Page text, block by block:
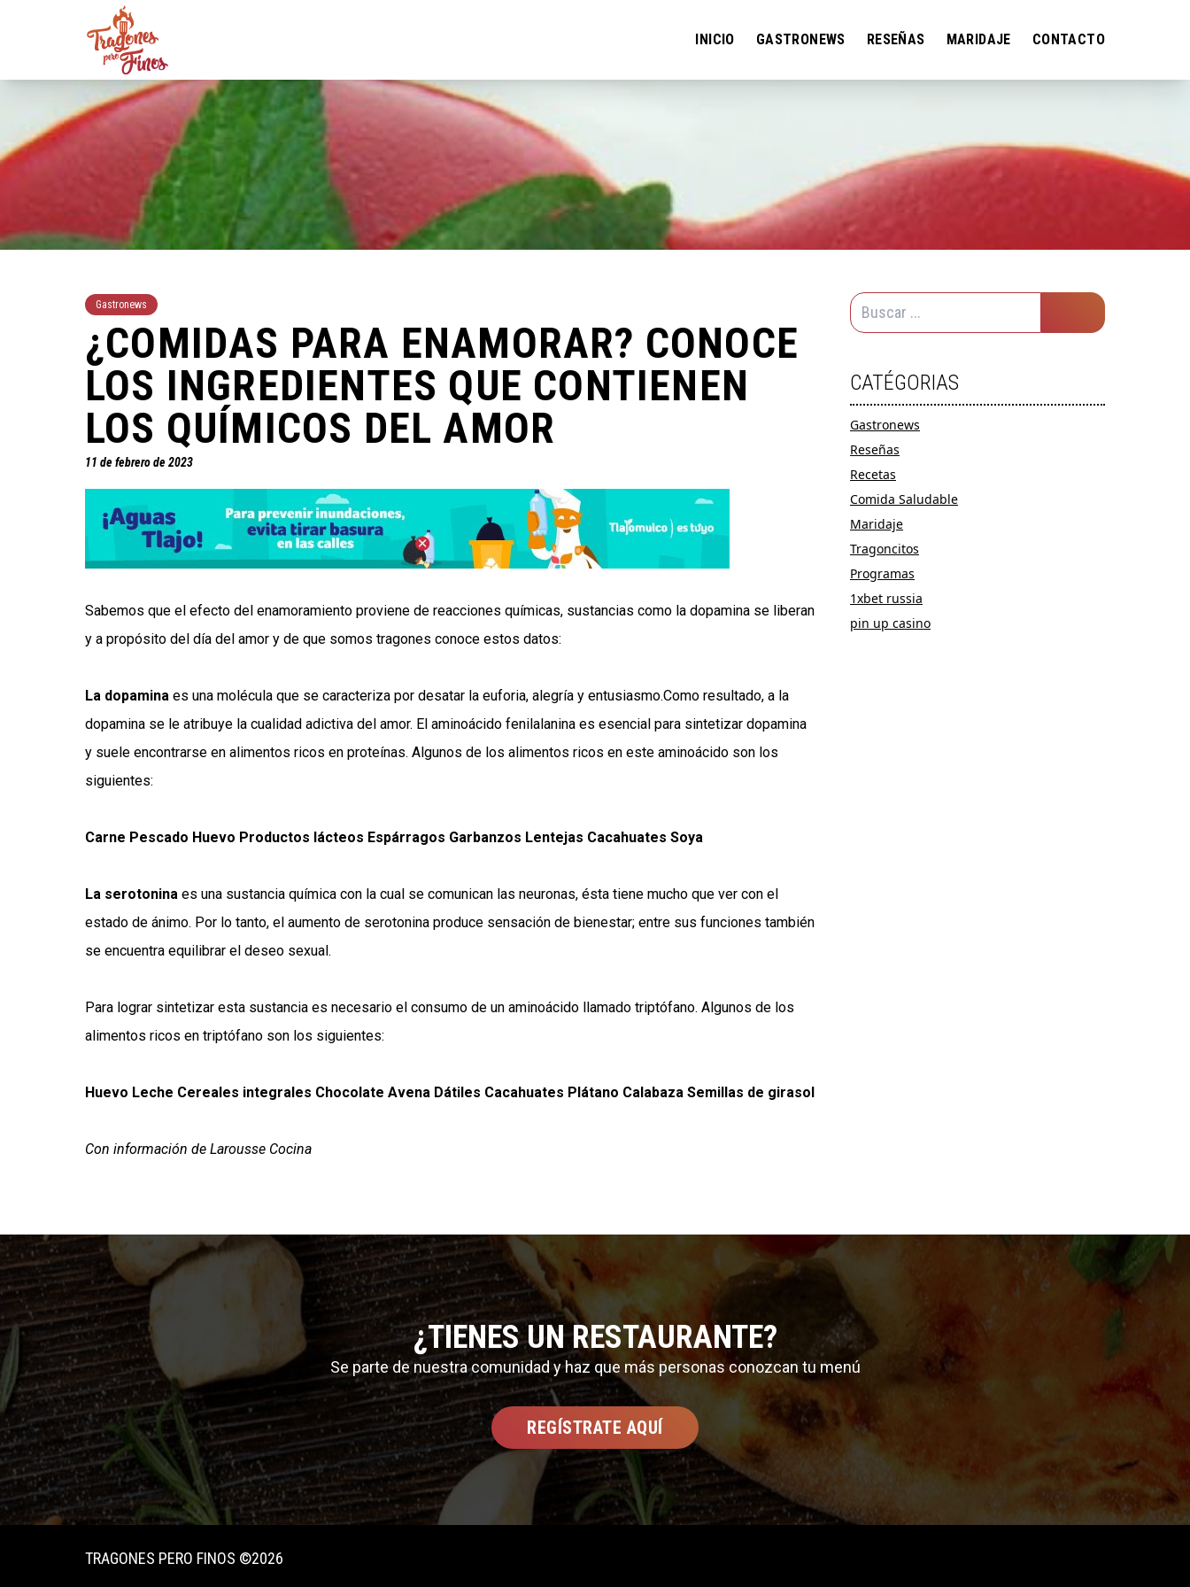
INICIO GASTRONEWS RESEÑAS MARIDAJE CONTACTO
Gastronews
¿COMIDAS PARA ENAMORAR? CONOCE
LOS INGREDIENTES QUE CONTIENEN
LOS QUÍMICOS DEL AMOR
11 de febrero de 2023
Sabemos que el efecto del enamoramiento proviene de reacciones químicas, sustancias como la dopamina se liberan
y a propósito del día del amor y de que somos tragones conoce estos datos:
La dopamina es una molécula que se caracteriza por desatar la euforia, alegría y entusiasmo.Como resultado, a la
dopamina se le atribuye la cualidad adictiva del amor. El aminoácido fenilalanina es esencial para sintetizar dopamina
y suele encontrarse en alimentos ricos en proteínas. Algunos de los alimentos ricos en este aminoácido son los
siguientes:
Carne Pescado Huevo Productos lácteos Espárragos Garbanzos Lentejas Cacahuates Soya
La serotonina es una sustancia química con la cual se comunican las neuronas, ésta tiene mucho que ver con el
estado de ánimo. Por lo tanto, el aumento de serotonina produce sensación de bienestar; entre sus funciones también
se encuentra equilibrar el deseo sexual.
Para lograr sintetizar esta sustancia es necesario el consumo de un aminoácido llamado triptófano. Algunos de los
alimentos ricos en triptófano son los siguientes:
Huevo Leche Cereales integrales Chocolate Avena Dátiles Cacahuates Plátano Calabaza Semillas de girasol
Con información de Larousse Cocina
CATÉGORIAS
Gastronews
Reseñas
Recetas
Comida Saludable
Maridaje
Tragoncitos
Programas
1xbet russia
pin up casino
¿TIENES UN RESTAURANTE?
Se parte de nuestra comunidad y haz que más personas conozcan tu menú
REGÍSTRATE AQUÍ
TRAGONES PERO FINOS ©2026